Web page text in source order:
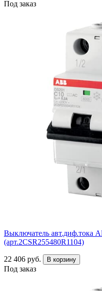
Под заказ
Выключатель авт.диф.тока
(арт.2CSR255480R1104)
22 406 руб. В корзину
Под заказ